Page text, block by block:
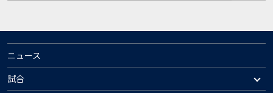
ニュース
試合